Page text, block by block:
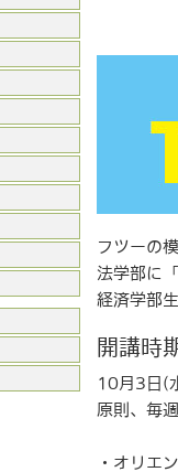
フツーの
法学部に
経済学部
開講時
10月3日(
原則、毎
・オリエ